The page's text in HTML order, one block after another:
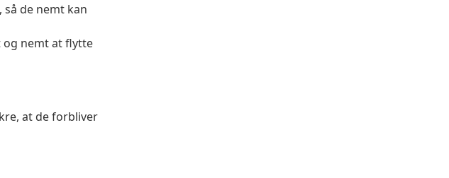
de nemt kan
nemt at flytte
at de forbliver